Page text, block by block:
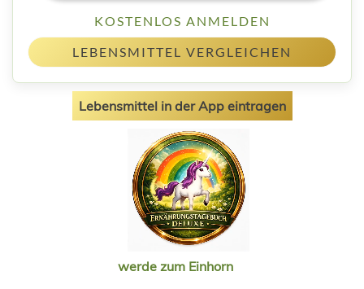
KOSTENLOS ANMELDEN
LEBENSMITTEL VERGLEICHEN
Lebensmittel in der App eintragen
werde zum Einhorn